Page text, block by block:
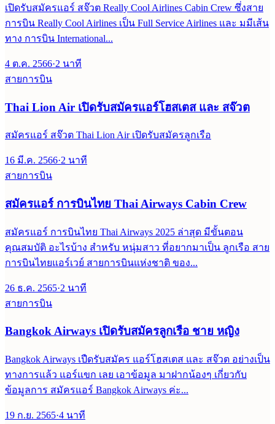
เปิดรับสมัครแอร์ สจ๊วต Really Cool Airlines Cabin Crew ซึ่งสาย
การบิน Really Cool Airlines เป็น Full Service Airlines และ มมีเส้น
ทาง การบิน International...
4 ต.ค. 2566·2 นาที
สายการบิน
Thai Lion Air เปิดรับสมัครแอร์โฮสเตส และ สจ๊วต
สมัครแอร์ สจ๊วต Thai Lion Air เปิดรับสมัครลูกเรือ
16 มี.ค. 2566·2 นาที
สายการบิน
สมัครแอร์ การบินไทย Thai Airways Cabin Crew
สมัครแอร์ การบินไทย Thai Airways 2025 ล่าสุด มีขั้นตอน
คุณสมบัติ อะไรบ้าง สำหรับ หนุ่มสาว ที่อยากมาเป็น ลูกเรือ สาย
การบินไทยแอร์เวย์ สายการบินแห่งชาติ ของ...
26 ธ.ค. 2565·2 นาที
สายการบิน
Bangkok Airways เปิดรับสมัครลูกเรือ ชาย หญิง
Bangkok Airways เปืดรับสมัคร แอร์โฮสเตส และ สจ๊วต อย่างเป็น
ทางการแล้ว แอร์แขก เลย เอาข้อมูล มาฝากน้องๆ เกี่ยวกับ
ข้อมูลการ สมัครแอร์ Bangkok Airways ค่ะ...
19 ก.ย. 2565·4 นาที